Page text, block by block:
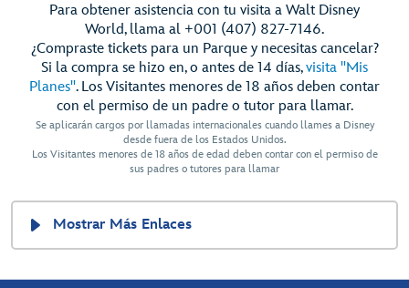
Para obtener asistencia con tu visita a Walt Disney
World, llama al +001 (407) 827-7146.
¿Compraste tickets para un Parque y necesitas cancelar?
Si la compra se hizo en, o antes de 14 días,visita "Mis
Planes". Los Visitantes menores de 18 años deben contar
con el permiso de un padre o tutor para llamar.
Se aplicarán cargos por llamadas internacionales cuando llames a Disney
desde fuera de los Estados Unidos.
Los Visitantes menores de 18 años de edad deben contar con el permiso de
sus padres o tutores para llamar
Mostrar Más Enlaces